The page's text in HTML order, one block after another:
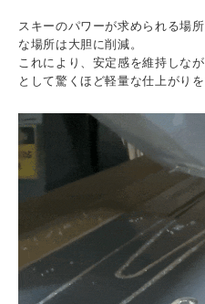
スキーのパワーが求められる場
な場所は大胆に削減。
これにより、安定感を維持しな
として驚くほど軽量な仕上がり